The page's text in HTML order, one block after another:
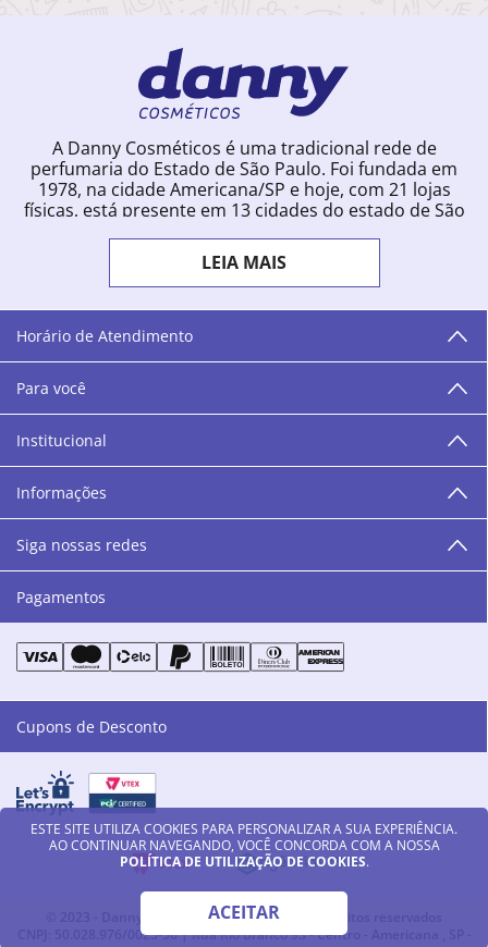
ESTE SITE UTILIZA COOKIES PARA PERSONALIZAR A SUA EXPERIÊNCIA.
AO CONTINUAR NAVEGANDO, VOCÊ CONCORDA COM A NOSSA
POLÍTICA DE UTILIZAÇÃO DE COOKIES.
ACEITAR
A Danny Cosméticos é uma tradicional rede de
perfumaria do Estado de São Paulo. Foi fundada em
1978, na cidade Americana/SP e hoje, com 21 lojas
físicas, está presente em 13 cidades do estado de São
começou a vender para todo o território brasileiro.
Com uma infinidade de marcas e a filosofia de vender
produtos que vão do popular ao luxo, a Danny
Cosméticos mantém parceria com aproximadamente
300 grandes fornecedores e lançamentos diários na
área de beleza. São 12 centros técnicos que oferecem
programação semanal de cursos e encontros.
“O varejo corre nas nossas veias como nossos valores
humanos, éticos e morais. E que o branco e o azul anil,
as cores da Danny Cosméticos, possam continuar
transmitindo paz e harmonia para todos vocês!”
LEIA MAIS
Horário de Atendimento
Para você
Institucional
Informações
Siga nossas redes
Pagamentos
Cupons de Desconto
© 2023 - Danny Cosméticos LTDA - Todos os direitos reservados
CNPJ: 50.028.976/0023-56 | Rua Rio Branco 93 - Centro - Americana , SP -